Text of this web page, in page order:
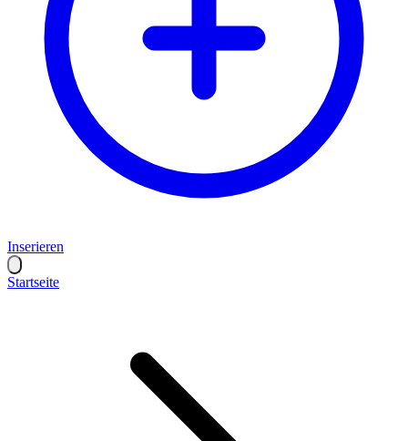
Inserieren
Startseite